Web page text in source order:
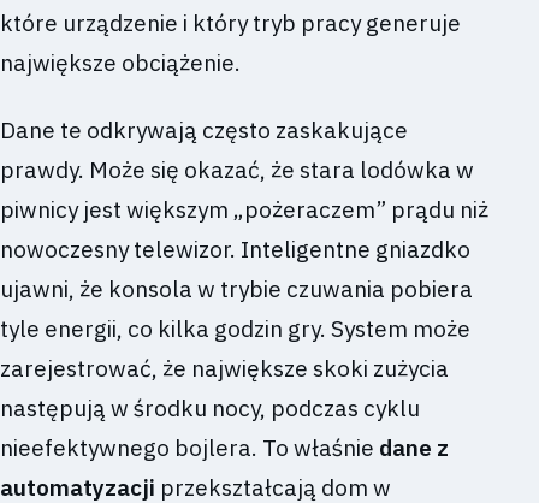
które urządzenie i który tryb pracy generuje
największe obciążenie.
Dane te odkrywają często zaskakujące
prawdy. Może się okazać, że stara lodówka w
piwnicy jest większym „pożeraczem” prądu niż
nowoczesny telewizor. Inteligentne gniazdko
ujawni, że konsola w trybie czuwania pobiera
tyle energii, co kilka godzin gry. System może
zarejestrować, że największe skoki zużycia
następują w środku nocy, podczas cyklu
nieefektywnego bojlera. To właśnie dane z
automatyzacji przekształcają dom w